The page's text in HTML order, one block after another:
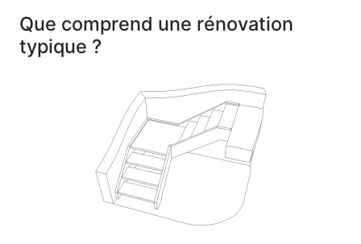
Que comprend une rénovation
typique ?